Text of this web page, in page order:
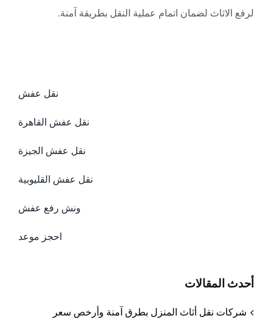
لرفع الاثاث لضمان اتمام عملية النقل بطريقة آمنة.
نقل عفش
نقل عفش القاهرة
نقل عفش الجيزة
نقل عفش القليوبية
ونش رفع عفش
احجز موعد
أحدث المقالات
شركات نقل أثاث المنزل بطرق آمنة وأرخص سعر